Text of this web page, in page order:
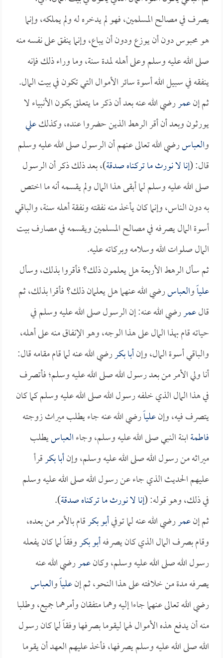
يصرف في مصالح المسلمين، فهو لم يدخره له ولم يملكه، وإنما
هو محبوس دون أن يوزع ودون أن يباع، وإنما ينفق على نفسه منه
صلى الله عليه وسلم وعلى أهله لمدة سنة، وما وراء ذلك فإنه
ينفقه في سبيل الله أسوة سائر الأموال التي تكون في بيت المال.
ثم إنعمررضي الله عنه بعد أن ذكر ما يتعلق بكون الأنبياء لا
يورثون وبعد أن أقر الرهط الذين حضروا عنده، وكذلكعلي
والعباسرضي الله تعالى عنهم أن الرسول صلى الله عليه وسلم
قال: (إنا لا نورث ما تركناه صدقة)، بعد ذلك ذكر أن الرسول
صلى الله عليه وسلم لما أبقى هذا المال ولم يقسمه أنه ما اختص
به دون الناس، وإنما كان يأخذ منه نفقته ونفقة أهله سنة، والباقي
أسوة المال يصرفه في مصالح المسلمين ويقسمه في مصارف بيت
المال صلوات الله وسلامه وبركاته عليه.
ثم سأل الرهط الأربعة هل يعلمون ذلك؟ فأقروا بذلك، وسأل
علياًوالعباسرضي الله عنهما هل يعلمان ذلك؟ فأقرا بذلك، ثم
قالعمررضي الله عنه: إن الرسول صلى الله عليه وسلم في
حياته قام بهذا المال على هذا الوجه، وهو الإنفاق منه على أهله،
والباقي أسوة المال، وإنأبا بكررضي الله عنه لما قام مقامه قال:
أنا ولي الأمر من بعد رسول الله صلى الله عليه وسلم؛ فأتصرف
في هذا المال الذي خلفه رسول الله صلى الله عليه وسلم كما كان
يتصرف فيه، وإنعلياًرضي الله عنه جاء يطلب ميراث زوجته
فاطمةابنة النبي صلى الله عليه وسلم، وجاءالعباسيطلب
ميراثه من رسول الله صلى الله عليه وسلم، وإنأبا بكرقرأ
عليهم الحديث الذي جاء عن رسول الله صلى الله عليه وسلم
في ذلك، وهو قوله: (إنا لا نورث ما تركناه صدقة).
ثم إنعمررضي الله عنه لما توفيأبو بكرقام بالأمر من بعده،
وقام بصرف المال الذي كان يصرفهأبو بكروفقاً لما كان يفعله
رسول الله صلى الله عليه وسلم، وكانعمررضي الله عنه
يصرفه مدة من خلافته على هذا النحو، ثم إنعلياًوالعباس
رضي الله تعالى عنهما جاءا إليه وهما متفقان وأمرهما جميع، وطلبا
منه أن يدفع هذه الأموال لهما ليقوما بصرفها وفقاً لما كان رسول
الله صلى الله عليه وسلم يصرفها، فأخذ عليهم العهد أن يقوما